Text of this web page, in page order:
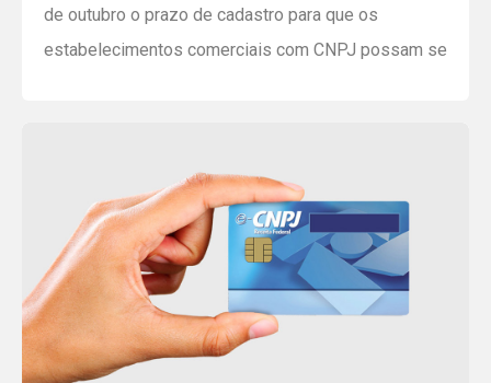
de outubro o prazo de cadastro para que os
estabelecimentos comerciais com CNPJ possam se
cadastro no site da Amlurb, caso contrário […]